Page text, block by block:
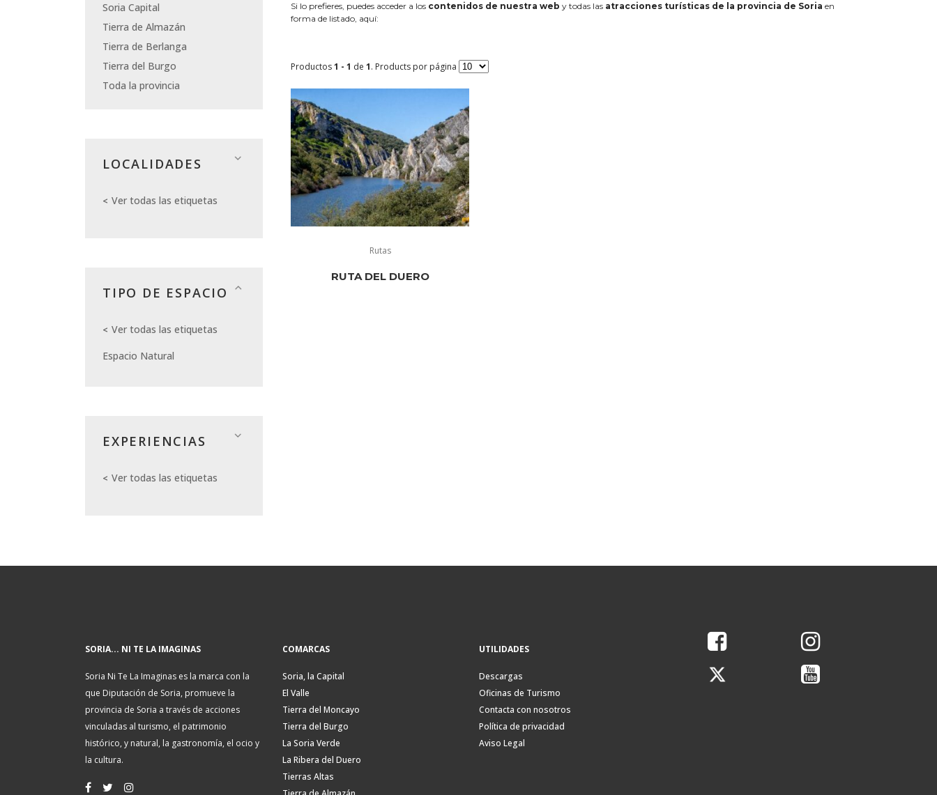
Soria Capital
Tierra de Almazán
Tierra de Berlanga
Tierra del Burgo
Toda la provincia
LOCALIDADES
Ver todas las etiquetas
TIPO DE ESPACIO
Ver todas las etiquetas
Espacio Natural
EXPERIENCIAS
Ver todas las etiquetas
Si lo prefieres, puedes acceder a los contenidos de nuestra web y todas las atracciones turísticas de la provincia de Soria en
forma de listado, aquí:
Productos1 - 1 de 1. Products por página
Rutas
RUTA DEL DUERO
SORIA... NI TE LA IMAGINAS
Soria Ni Te La Imaginas es la marca con la
que Diputación de Soria, promueve la
provincia de Soria a través de acciones
vinculadas al turismo, el patrimonio
histórico, y natural, la gastronomía, el ocio y
la cultura.
COMARCAS
Soria, la Capital
El Valle
Tierra del Moncayo
Tierra del Burgo
La Soria Verde
La Ribera del Duero
Tierras Altas
UTILIDADES
Descargas
Oficinas de Turismo
Contacta con nosotros
Política de privacidad
Aviso Legal